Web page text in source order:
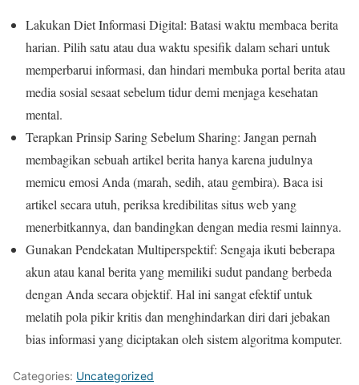
Lakukan Diet Informasi Digital: Batasi waktu membaca berita
harian. Pilih satu atau dua waktu spesifik dalam sehari untuk
memperbarui informasi, dan hindari membuka portal berita atau
media sosial sesaat sebelum tidur demi menjaga kesehatan
mental.
Terapkan Prinsip Saring Sebelum Sharing: Jangan pernah
membagikan sebuah artikel berita hanya karena judulnya
memicu emosi Anda (marah, sedih, atau gembira). Baca isi
artikel secara utuh, periksa kredibilitas situs web yang
menerbitkannya, dan bandingkan dengan media resmi lainnya.
Gunakan Pendekatan Multiperspektif: Sengaja ikuti beberapa
akun atau kanal berita yang memiliki sudut pandang berbeda
dengan Anda secara objektif. Hal ini sangat efektif untuk
melatih pola pikir kritis dan menghindarkan diri dari jebakan
bias informasi yang diciptakan oleh sistem algoritma komputer.
Categories: Uncategorized